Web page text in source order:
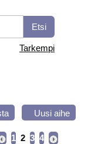
Tarkempi
Uusi aihe
1 2 3 4